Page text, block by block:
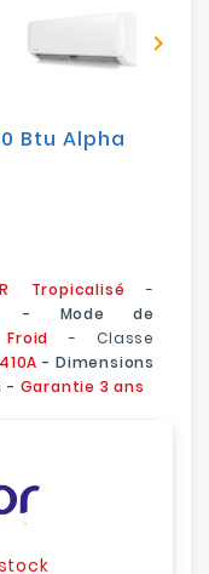

Btu Alpha
Tropicalisé
-
- Mode de
Froid- Classe
- Dimensions
- Garantie 3 ans